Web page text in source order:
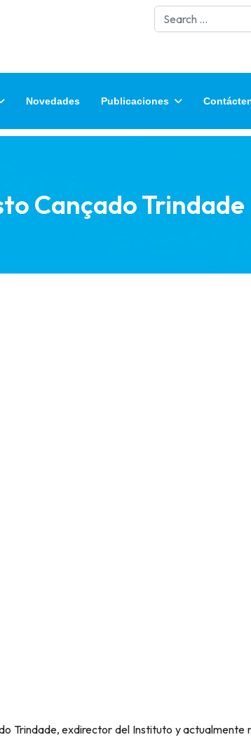
Search
Novedades Publicaciones
Cançado Trindade
Trindade, exdirector del Instituto y actualmente